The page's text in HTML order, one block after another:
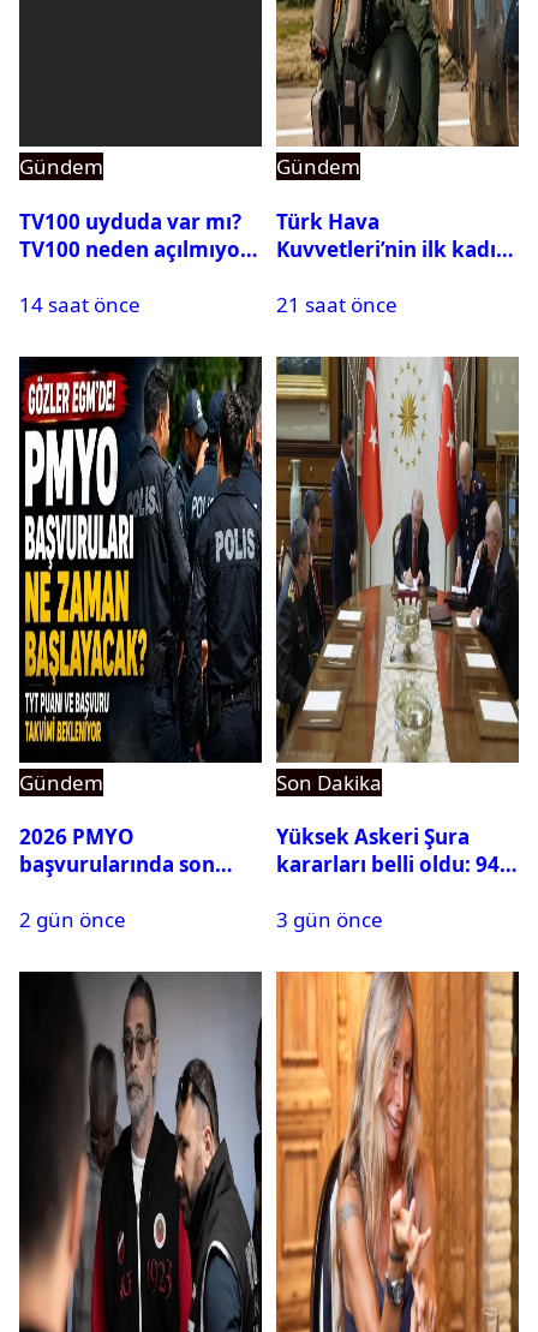
Gündem
TV100 uyduda var mı?
TV100 neden açılmıyor?
14 saat önce
Gündem
Türk Hava
Kuvvetleri’nin ilk kadın
Karapınar hakkında
ortaya çıktı
21 saat önce
Gündem
2026 PMYO
başvurularında son
2 gün önce
Son Dakika
Yüksek Askeri Şura
kararları belli oldu: 94
3 gün önce